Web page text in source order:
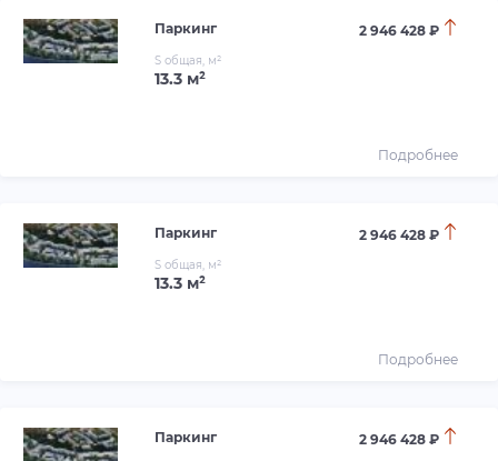
Паркинг 2 946 428 ₽
S общая, м²
13.3 м²
Подробнее
Паркинг 2 946 428 ₽
S общая, м²
13.3 м²
Подробнее
Паркинг 2 946 428 ₽